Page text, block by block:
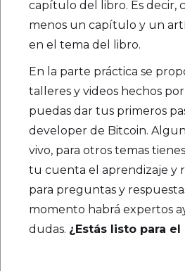
capítulo del libro. Es decir,
menos un capítulo y un
en el tema del libro.
En la parte práctica se
talleres y videos hechos
puedas dar tus primeros
developer de Bitcoin.
vivo, para otros temas
tu cuenta el aprendizaje y
para preguntas y
momento habrá expertos
dudas. ¿Estás listo para el